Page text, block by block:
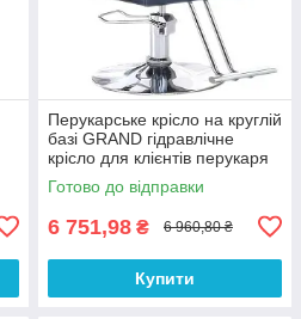
Перукарське крісло на круглій
базі GRAND гідравлічне
крісло для клієнтів перукаря
Готово до відправки
6 751,98 ₴ 6 960,80 ₴
Купити